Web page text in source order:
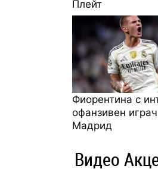
Плейт
Фиорентина с
офанзивен
Мадрид
Видео